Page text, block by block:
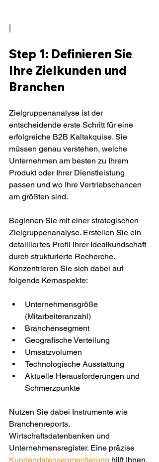
|
Step 1: Definieren Sie
Ihre Zielkunden und
Branchen
Zielgruppenanalyse ist der
entscheidende erste Schritt für eine
erfolgreiche B2B Kaltakquise. Sie
müssen genau verstehen, welche
Unternehmen am besten zu Ihrem
Produkt oder Ihrer Dienstleistung
passen und wo Ihre Vertriebschancen
am größten sind.
Beginnen Sie mit einer strategischen
Zielgruppenanalyse. Erstellen Sie ein
detailliertes Profil Ihrer Idealkundschaft
durch strukturierte Recherche.
Konzentrieren Sie sich dabei auf
folgende Kernaspekte:
Unternehmensgröße
(Mitarbeiteranzahl)
Branchensegment
Geografische Verteilung
Umsatzvolumen
Technologische Ausstattung
Aktuelle Herausforderungen und
Schmerzpunkte
Nutzen Sie dabei Instrumente wie
Branchenreports,
Wirtschaftsdatenbanken und
Unternehmensregister. Eine präzise
Kundendatensegmentierung hilft Ihnen,